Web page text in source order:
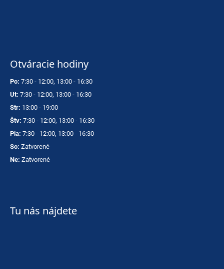
Otváracie hodiny
Po: 7:30 - 12:00, 13:00 - 16:30
Ut: 7:30 - 12:00, 13:00 - 16:30
Str: 13:00 - 19:00
Štv: 7:30 - 12:00, 13:00 - 16:30
Pia: 7:30 - 12:00, 13:00 - 16:30
So: Zatvorené
Ne: Zatvorené
Tu nás nájdete